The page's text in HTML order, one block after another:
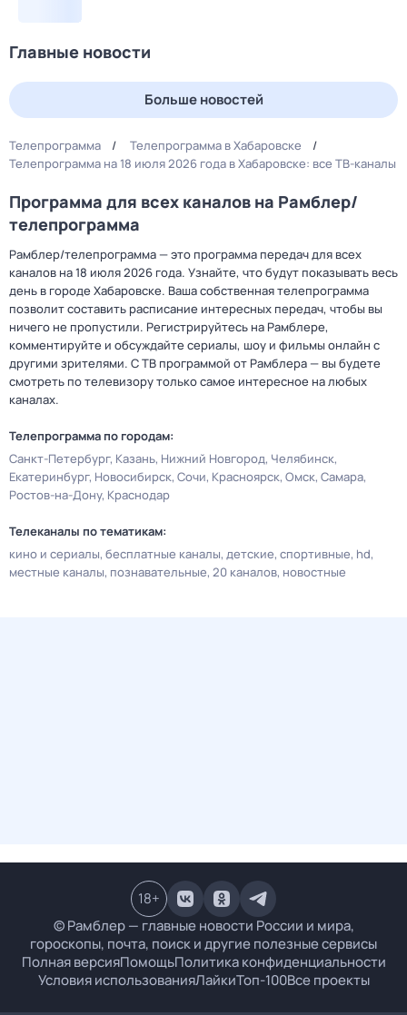
Главные новости
Больше новостей
Телепрограмма
Телепрограмма в Хабаровске
Телепрограмма на 18 июля 2026 года в Хабаровске: все ТВ-каналы
Программа для всех каналов на Рамблер/
телепрограмма
Рамблер/телепрограмма — это программа передач для всех
каналов на 18 июля 2026 года. Узнайте, что будут показывать весь
день в городе Хабаровске. Ваша собственная телепрограмма
позволит составить расписание интересных передач, чтобы вы
ничего не пропустили. Регистрируйтесь на Рамблере,
комментируйте и обсуждайте сериалы, шоу и фильмы онлайн с
другими зрителями. С ТВ программой от Рамблера — вы будете
смотреть по телевизору только самое интересное на любых
каналах.
Телепрограмма по городам:
Санкт-Петербург Казань Нижний Новгород Челябинск
Екатеринбург Новосибирск Сочи Красноярск Омск Самара
Ростов-на-Дону Краснодар
Телеканалы по тематикам:
кино и сериалы бесплатные каналы детские спортивные hd
местные каналы познавательные 20 каналов новостные
© Рамблер — главные новости России и мира,
гороскопы, почта, поиск и другие полезные сервисы
Полная версияПомощьПолитика конфиденциальности
Условия использованияЛайкиТоп-100Все проекты
18+